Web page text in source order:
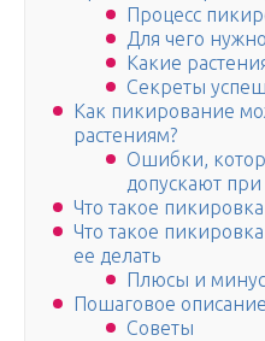
Процесс
Для чего
Какие
Секреты
Как пикирование
растениям?
Ошибки,
допускают
Что такое
Что такое
ее делать
Плюсы и
Пошаговое
Советы